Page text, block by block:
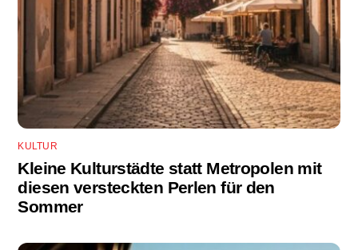
KULTUR
Kleine Kulturstädte statt Metropolen mit
diesen versteckten Perlen für den
Sommer